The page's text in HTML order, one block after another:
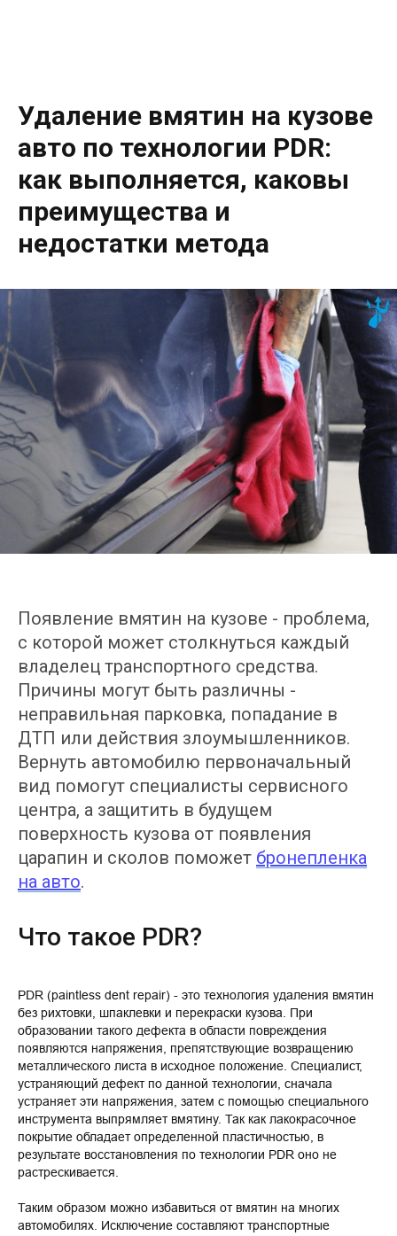
Удаление вмятин на кузове
авто по технологии PDR:
как выполняется, каковы
преимущества и
недостатки метода
Появление вмятин на кузове - проблема,
с которой может столкнуться каждый
владелец транспортного средства.
Причины могут быть различны -
неправильная парковка, попадание в
ДТП или действия злоумышленников.
Вернуть автомобилю первоначальный
вид помогут специалисты сервисного
центра, а защитить в будущем
поверхность кузова от появления
царапин и сколов поможет бронепленка
на авто.
Что такое PDR?
PDR (paintless dent repair) - это технология удаления вмятин
без рихтовки, шпаклевки и перекраски кузова. При
образовании такого дефекта в области повреждения
появляются напряжения, препятствующие возвращению
металлического листа в исходное положение. Специалист,
устраняющий дефект по данной технологии, сначала
устраняет эти напряжения, затем с помощью специального
инструмента выпрямляет вмятину. Так как лакокрасочное
покрытие обладает определенной пластичностью, в
результате восстановления по технологии PDR оно не
растрескивается.
Таким образом можно избавиться от вмятин на многих
автомобилях. Исключение составляют транспортные